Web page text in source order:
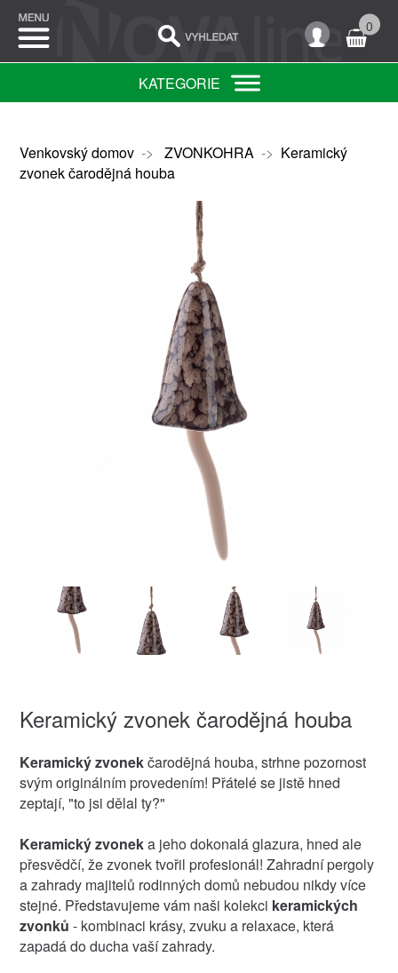
0
KATEGORIE
Venkovský domov-> ZVONKOHRA-> Keramický
zvonek čarodějná houba
Keramický zvonek čarodějná houba
Keramický zvonekčarodějná houba, strhne pozornost
svým originálním provedením! Přátelé se jistě hned
zeptají, "to jsi dělal ty?"
Keramický zvoneka jeho dokonalá glazura, hned ale
přesvědčí, že zvonek tvořil profesionál! Zahradní pergoly
a zahrady majitelů rodinných domů nebudou nikdy více
stejné. Představujeme vám naši kolekci keramických
zvonků - kombinaci krásy, zvuku a relaxace, která
zapadá do ducha vaší zahrady.